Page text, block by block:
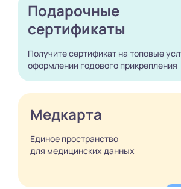
Подарочные
сертификаты
Получите сертификат на топовые
оформлении годового прикрепления
Медкарта
Единое пространство
для медицинских данных